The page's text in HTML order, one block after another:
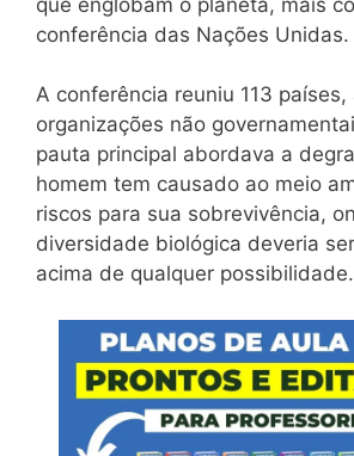
conferência das Nações Unidas.
A conferência reuniu 113
organizações não
pauta principal abordava a
homem tem causado ao meio
riscos para sua sobrevivência,
diversidade biológica deveria
acima de qualquer possibilidade.